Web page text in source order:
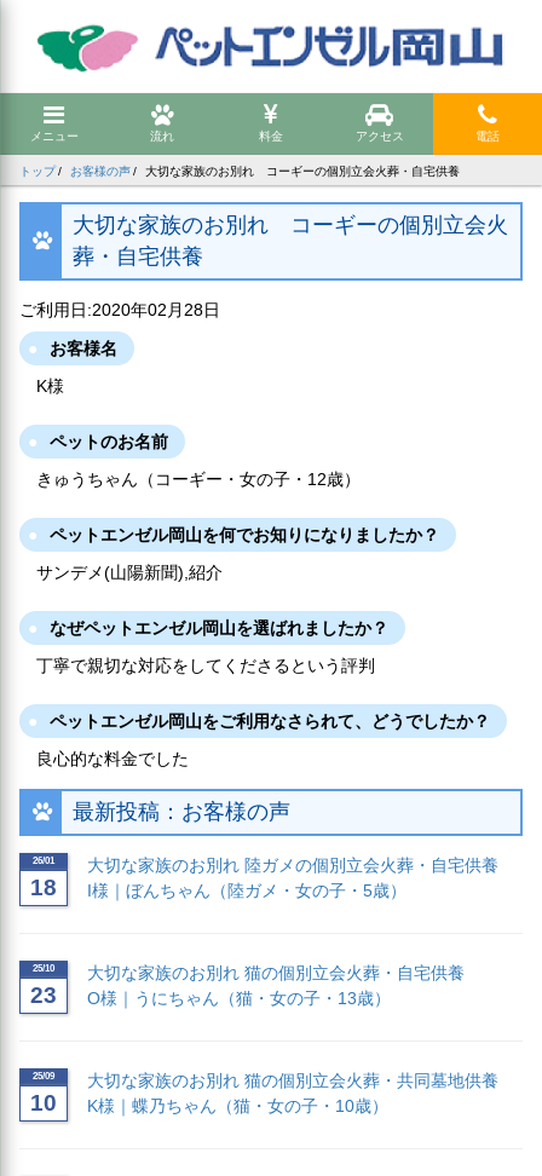
メニュー 流れ 料金 アクセス 電話
トップ お客様の声 大切な家族のお別れ コーギーの個別立会火葬・自宅供養
大切な家族のお別れ コーギーの個別立会火
葬・自宅供養
ご利用日:2020年02月28日
お客様名
K様
ペットのお名前
きゅうちゃん（コーギー・女の子・12歳）
ペットエンゼル岡山を何でお知りになりましたか？
サンデメ(山陽新聞),紹介
なぜペットエンゼル岡山を選ばれましたか？
丁寧で親切な対応をしてくださるという評判
ペットエンゼル岡山をご利用なさられて、どうでしたか？
良心的な料金でした
最新投稿：お客様の声
26/01
18
大切な家族のお別れ 陸ガメの個別立会火葬・自宅供養
I様｜ぼんちゃん（陸ガメ・女の子・5歳）
25/10
23
大切な家族のお別れ 猫の個別立会火葬・自宅供養
O様｜うにちゃん（猫・女の子・13歳）
25/09
10
大切な家族のお別れ 猫の個別立会火葬・共同墓地供養
K様｜蝶乃ちゃん（猫・女の子・10歳）